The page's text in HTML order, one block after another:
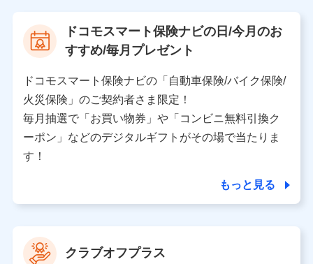
当社の対応品質向上やお問い合わせ内容の正確な把握のため
個人情報保護管理者の職名、連絡先
〒103-0013 東京都中央区日本橋人形町2-14-10 アー
バンネット日本橋ビル 3F
株式会社ドコモ・インシュアランス
個人情報の第三者提供について
当社は利用目的の達成に必要な範囲内において個人情報
の取り扱いの全部または一部を委託する場合がありま
ドコモスマート保険ナビの日/今月のお
すすめ/毎月プレゼント
ドコモスマート保険ナビの「自動車保険/バイク保険/
火災保険」のご契約者さま限定！
毎月抽選で「お買い物券」や「コンビニ無料引換ク
ーポン」などのデジタルギフトがその場で当たりま
す！
もっと見る
クラブオフプラス